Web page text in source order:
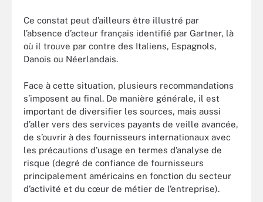
Ce constat peut d’ailleurs être illustré par
l’absence d’acteur français identifié par Gartner, là
où il trouve par contre des Italiens, Espagnols,
Danois ou Néerlandais.
Face à cette situation, plusieurs recommandations
s’imposent au final. De manière générale, il est
important de diversifier les sources, mais aussi
d’aller vers des services payants de veille avancée,
de s’ouvrir à des fournisseurs internationaux avec
les précautions d’usage en termes d’analyse de
risque (degré de confiance de fournisseurs
principalement américains en fonction du secteur
d’activité et du cœur de métier de l’entreprise).